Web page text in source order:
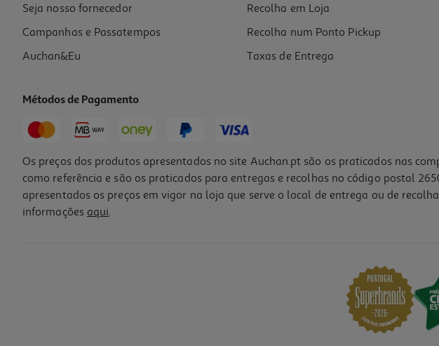
-10%
Seja nosso fornecedor
Campanhas e Passatempos
Auchan&Eu
Recolha em Loja
Recolha num Ponto Pickup
Taxas de Entrega
Métodos de Pagamento
Os preços dos produtos apresentados no site Auchan.pt são os praticados nas
como referência e são os praticados para entregas e recolhas no código postal
apresentados os preços em vigor na loja que serve o local de entrega ou de
informações aqui.